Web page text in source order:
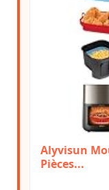
Alyvisun
Pièces...